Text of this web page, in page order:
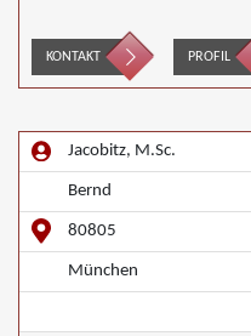
KONTAKT PROFIL
Jacobitz, M.Sc.
Bernd
80805
München